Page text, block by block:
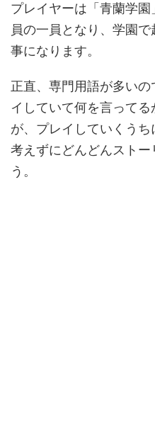
プレイヤーは「青蘭学
員の一員となり、学園
事になります。
正直、専門用語が多い
イしていて何を言って
が、プレイしていくうち
考えずにどんどんストー
う。